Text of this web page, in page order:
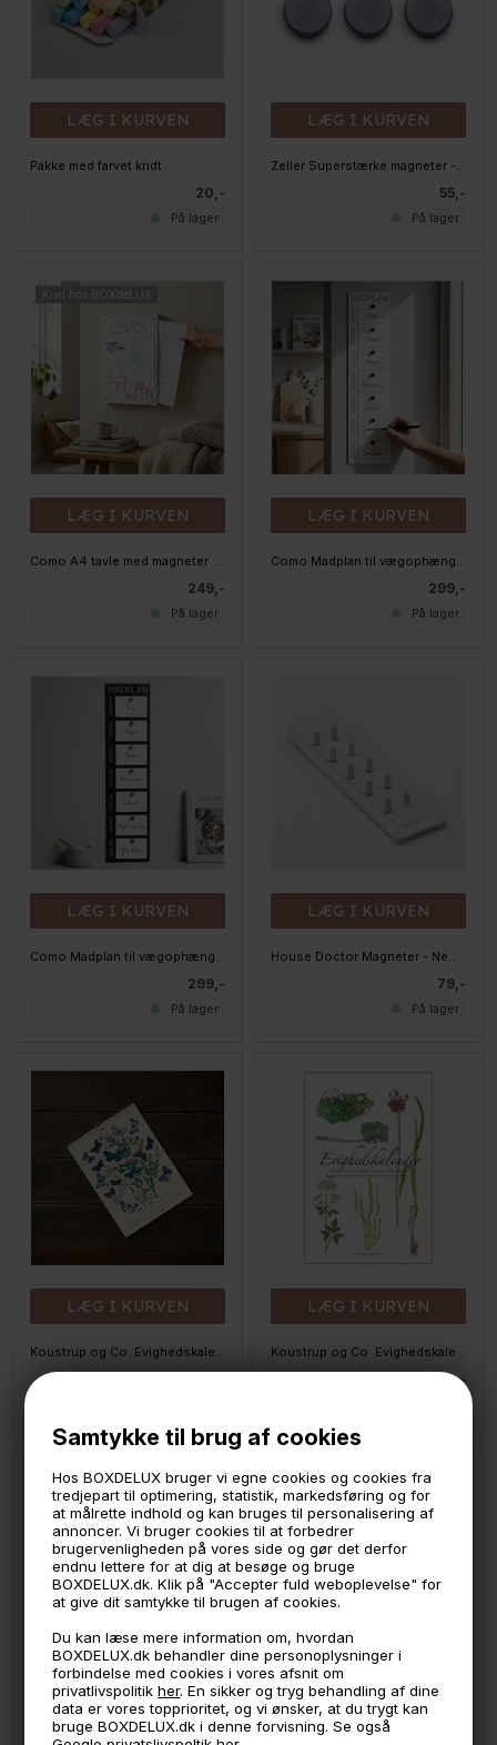
Samtykke til brug af cookies
Hos BOXDELUX bruger vi egne cookies og cookies fra
tredjepart til optimering, statistik, markedsføring og for
at målrette indhold og kan bruges til personalisering af
annoncer. Vi bruger cookies til at forbedrer
brugervenligheden på vores side og gør det derfor
endnu lettere for at dig at besøge og bruge
BOXDELUX.dk. Klik på "Accepter fuld weboplevelse" for
at give dit samtykke til brugen af cookies.
Du kan læse mere information om, hvordan
BOXDELUX.dk behandler dine personoplysninger i
forbindelse med cookies i vores afsnit om
privatlivspolitikher. En sikker og tryg behandling af dine
data er vores topprioritet, og vi ønsker, at du trygt kan
bruge BOXDELUX.dk i denne forvisning. Se også
LÆG I KURVEN
Pakke med farvet kridt
20,-
På lager
LÆG I KURVEN
Zeller Superstærke magneter - Stål - Diameter 2,7cm
55,-
På lager
Kun hos BOXdeLUX
LÆG I KURVEN
Como A4 tavle med magneter - Hvid
249,-
På lager
LÆG I KURVEN
Como Madplan til vægophæng, Hvid
299,-
På lager
LÆG I KURVEN
Como Madplan til vægophæng, Sort
299,-
På lager
LÆG I KURVEN
House Doctor Magneter - Neo, sølv
79,-
På lager
LÆG I KURVEN LÆG I KURVEN
149,-
LÆG I KURVEN
Kun hos BOXdeLUX
SPAR
50%
LÆG I KURVEN